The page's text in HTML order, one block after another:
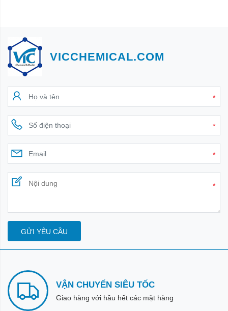
VICCHEMICAL.COM
*
*
*
*
GỬI YÊU CẦU
VẬN CHUYỂN SIÊU TỐC
Giao hàng với hầu hết các mặt hàng